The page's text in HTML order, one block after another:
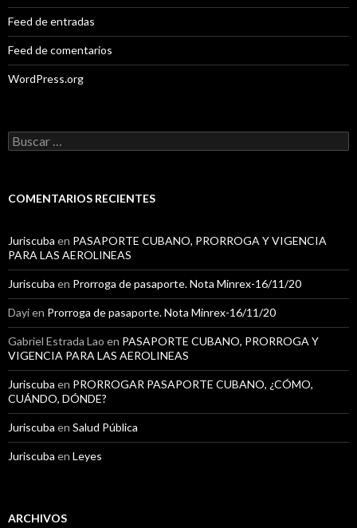
Feed de entradas
Feed de comentarios
WordPress.org
B
u
a
COMENTARIOS RECIENTES
Juriscuba en PASAPORTE CUBANO, PRORROGA Y VIGENCIA
PARA LAS AEROLINEAS
Juriscuba en Prorroga de pasaporte. Nota Minrex-16/11/20
Dayien Prorroga de pasaporte. Nota Minrex-16/11/20
Gabriel Estrada Lao en PASAPORTE CUBANO, PRORROGA Y
VIGENCIA PARA LAS AEROLINEAS
Juriscuba en PRORROGAR PASAPORTE CUBANO, ¿CÓMO,
CUÁNDO, DÓNDE?
Juriscuba en Salud Pública
Juriscuba en Leyes
ARCHIVOS